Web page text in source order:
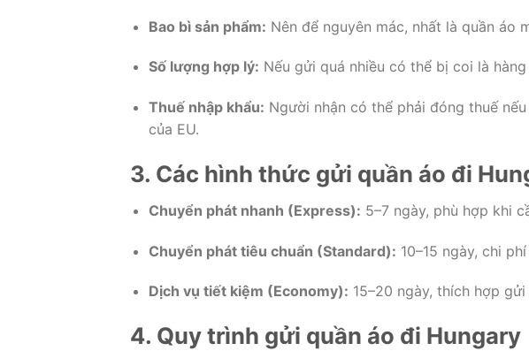
Bao bì sản phẩm: Nên để nguyên mác, nhất là quần áo
Số lượng hợp lý: Nếu gửi quá nhiều có thể bị coi là
Thuế nhập khẩu: Người nhận có thể phải đóng thuế
của EU.
3. Các hình thức gửi quần áo đi
Chuyển phát nhanh (Express): 5–7 ngày, phù hợp khi
Chuyển phát tiêu chuẩn (Standard): 10–15 ngày, chi
Dịch vụ tiết kiệm (Economy): 15–20 ngày, thích hợp
4. Quy trình gửi quần áo đi Hungary